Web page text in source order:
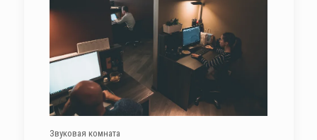
Звуковая комната